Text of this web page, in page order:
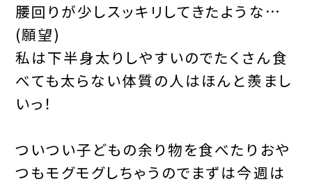
腰回りが少しスッキリしてきたような…
(願望)
私は下半身太りしやすいのでたくさん食
べても太らない体質の人はほんと羨まし
いっ！
ついつい子どもの余り物を食べたりおや
つもモグモグしちゃうのでまずは今週は